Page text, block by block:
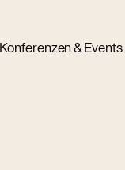
Konferenzen & Events